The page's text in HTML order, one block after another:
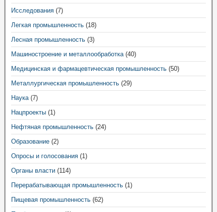
Исследования (7)
Легкая промышленность (18)
Лесная промышленность (3)
Машиностроение и металлообработка(40)
Медицинская и фармацевтическая промышленность (50)
Металлургическая промышленность (29)
Наука(7)
Нацпроекты (1)
Нефтяная промышленность (24)
Образование (2)
Опросы и голосования (1)
Органы власти (114)
Перерабатывающая промышленность (1)
Пищевая промышленность (62)